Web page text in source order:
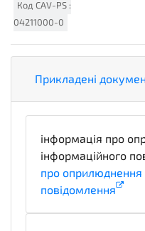
Код CAV-PS :
04211000-0
Прикладені
інформація про
інформаційного
про оприлюднення
повідомлення